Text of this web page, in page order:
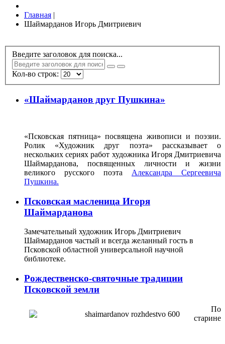
Главная |
Шаймарданов Игорь Дмитриевич
Введите заголовок для поиска...
Кол-во строк:
«Шаймарданов друг Пушкина»
«Псковская пятница» посвящена живописи и поэзии.
Ролик «Художник друг поэта» рассказывает о
нескольких сериях работ художника Игоря Дмитриевича
Шаймарданова, посвященных личности и жизни
великого русского поэта Александра Сергеевича
Пушкина.
Псковская масленица Игоря
Шаймарданова
Замечательный художник Игорь Дмитриевич
Шаймарданов частый и всегда желанный гость в
Псковской областной универсальной научной
библиотеке.
Рождественско-святочные традиции
Псковской земли
По
старине